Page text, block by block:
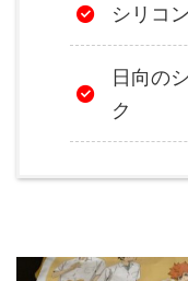
シリコ
日向の
ク